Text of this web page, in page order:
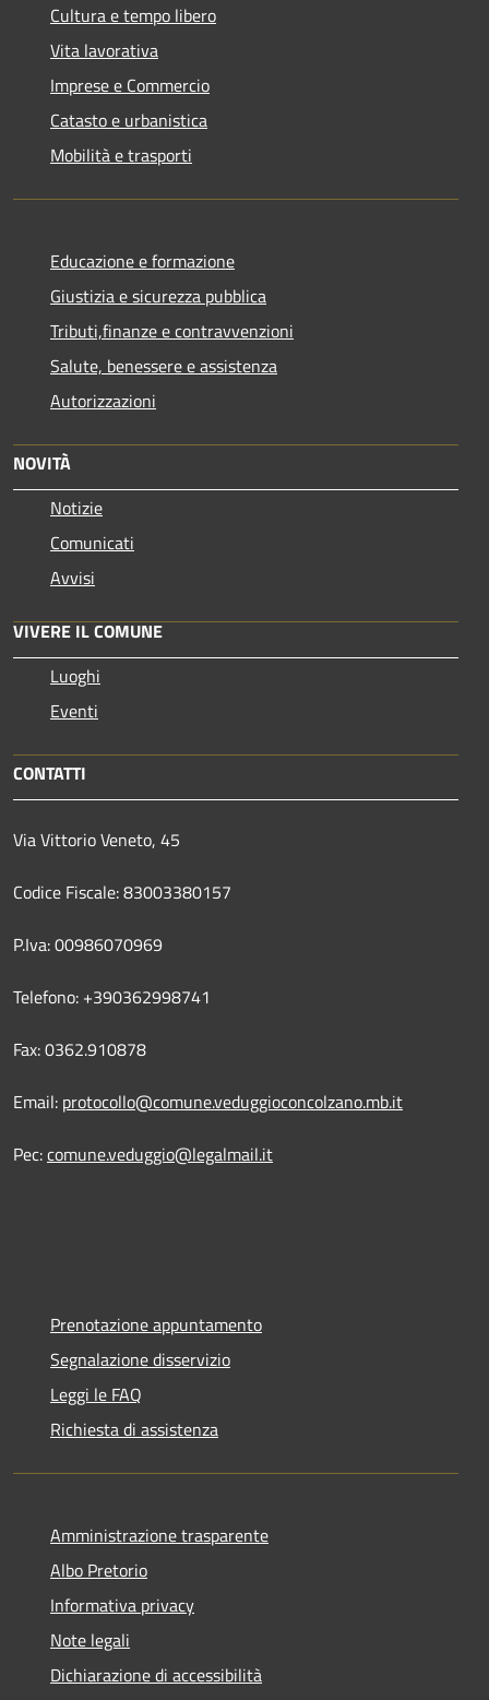
Cultura e tempo libero
Vita lavorativa
Imprese e Commercio
Catasto e urbanistica
Mobilità e trasporti
Educazione e formazione
Giustizia e sicurezza pubblica
Tributi,finanze e contravvenzioni
Salute, benessere e assistenza
Autorizzazioni
NOVITÀ
Notizie
Comunicati
Avvisi
VIVERE IL COMUNE
Luoghi
Eventi
CONTATTI
Via Vittorio Veneto, 45
Codice Fiscale: 83003380157
P.Iva: 00986070969
Telefono: +390362998741
Fax: 0362.910878
Email: protocollo@comune.veduggioconcolzano.mb.it
Pec:comune.veduggio@legalmail.it
Prenotazione appuntamento
Segnalazione disservizio
Leggi le FAQ
Richiesta di assistenza
Amministrazione trasparente
Albo Pretorio
Informativa privacy
Note legali
Dichiarazione di accessibilità